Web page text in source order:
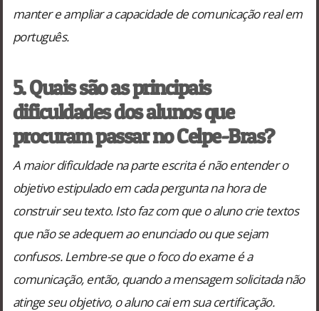
manter e ampliar a capacidade de comunicação real em
português.
5. Quais são as principais
dificuldades dos alunos que
procuram passar no Celpe-Bras?
A maior dificuldade na parte escrita é não entender o
objetivo estipulado em cada pergunta na hora de
construir seu texto. Isto faz com que o aluno crie textos
que não se adequem ao enunciado ou que sejam
confusos. Lembre-se que o foco do exame é a
comunicação, então, quando a mensagem solicitada não
atinge seu objetivo, o aluno cai em sua certificação.